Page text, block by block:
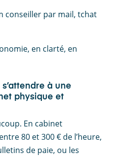
conseiller par mail, tchat
en clarté, en
à une
physique et
En cabinet
80 et 300 € de l’heure,
de paie, ou les